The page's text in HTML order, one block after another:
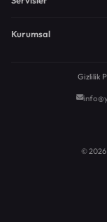
Kurumsal
Gizlilik
© 2026